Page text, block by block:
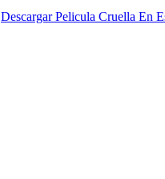
Descargar Pelicula Cruella En